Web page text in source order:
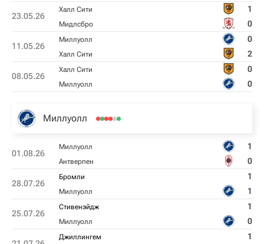
23.05.26
Халл Сити 1
Мидлсбро 0
11.05.26
Миллуолл 0
Халл Сити 2
08.05.26
Халл Сити 0
Миллуолл 0
Миллуолл
01.08.26
Миллуолл 1
Антверпен 0
28.07.26
Бромли 1
Миллуолл 1
25.07.26
Стивенэйдж 1
Миллуолл 0
Джиллингем 1